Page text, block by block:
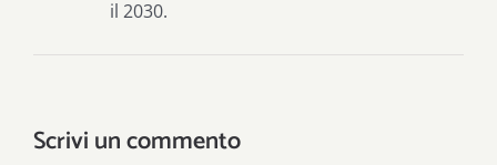
il 2030.
Scrivi un commento